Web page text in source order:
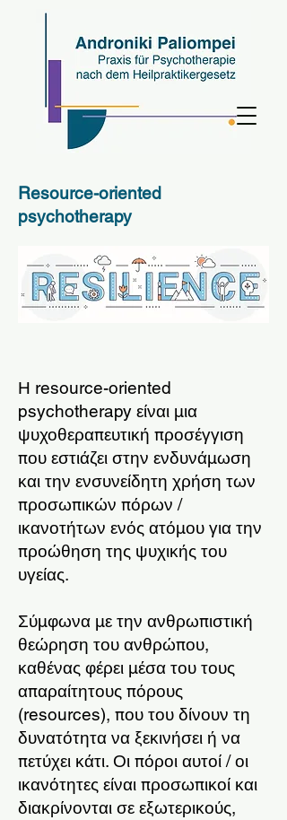
Resource-oriented
psychotherapy
Η resource-oriented
psychotherapy είναι μια
ψυχοθεραπευτική προσέγγιση
που εστιάζει στην ενδυνάμωση
και την ενσυνείδητη χρήση των
προσωπικών πόρων /
ικανοτήτων ενός ατόμου για την
προώθηση της ψυχικής του
υγείας.
Σύμφωνα με την ανθρωπιστική
θεώρηση του ανθρώπου,
καθένας φέρει μέσα του τους
απαραίτητους πόρους
(resources), που του δίνουν τη
δυνατότητα να ξεκινήσει ή να
πετύχει κάτι. Οι πόροι αυτοί / οι
ικανότητες είναι προσωπικοί και
διακρίνονται σε εξωτερικούς,